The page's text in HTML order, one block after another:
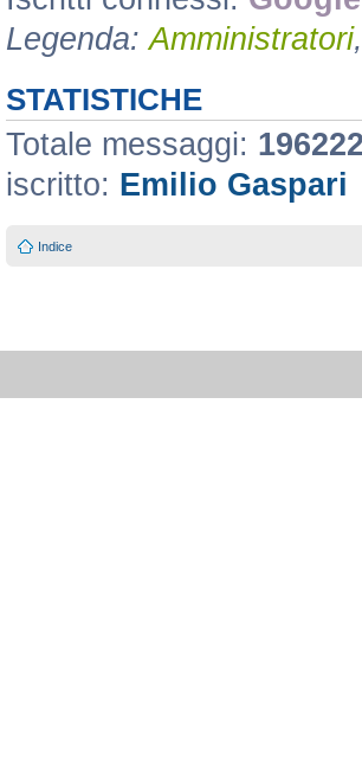
Legenda:Amministratori,
STATISTICHE
Totale messaggi: 196222
iscritto: Emilio Gaspari
Indice